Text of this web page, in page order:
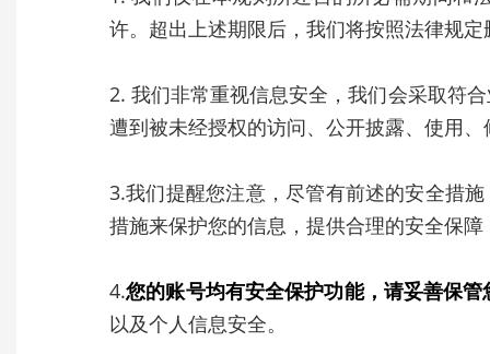
许。超出上述期限后，我们将按照法律规
2. 我们非常重视信息安全，我们会采取符
遭到被未经授权的访问、公开披露、使用
3.我们提醒您注意，尽管有前述的安全措
措施来保护您的信息，提供合理的安全保
4.您的账号均有安全保护功能，请妥善保
以及个人信息安全。